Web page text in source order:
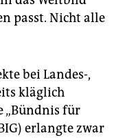
passt. Nicht alle
bei Landes-,
kläglich
„Bündnis für
erlangte zwar